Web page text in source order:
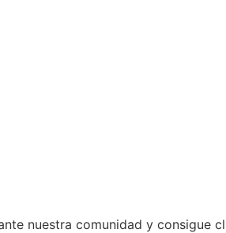
nuestra comunidad y consigue